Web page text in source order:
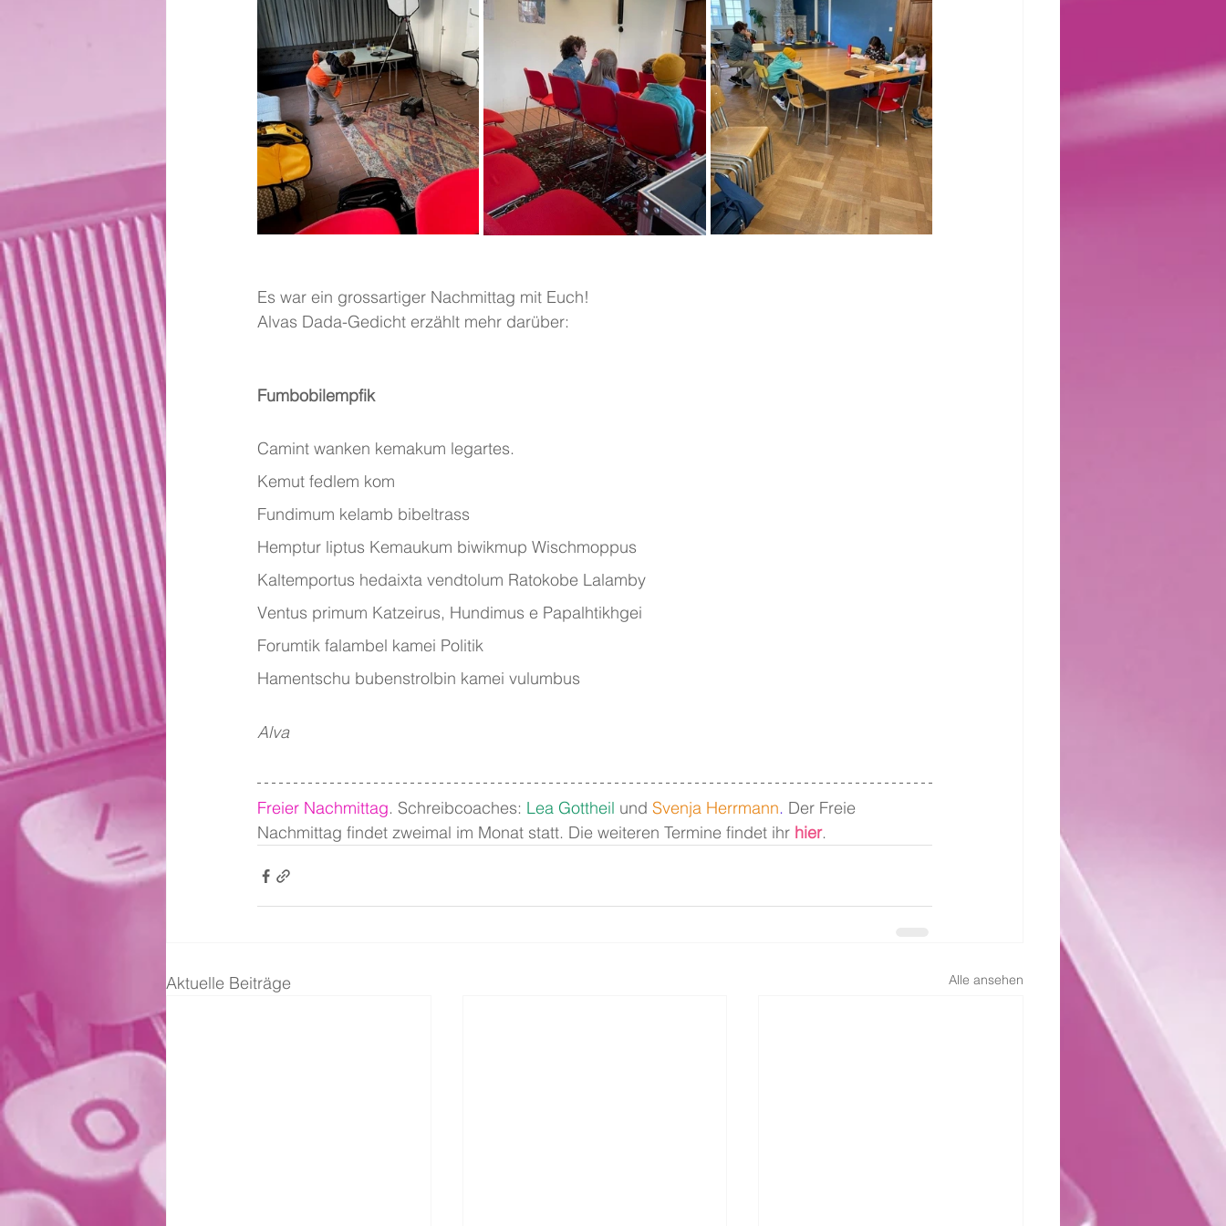
Es war ein grossartiger Nachmittag mit Euch!
Alvas Dada-Gedicht erzählt mehr darüber:
Fumbobilempfik
Camint wanken kemakum legartes.
Kemut fedlem kom
Fundimum kelamb bibeltrass
Hemptur liptus Kemaukum biwikmup Wischmoppus
Kaltemportus hedaixta vendtolum Ratokobe Lalamby
Ventus primum Katzeirus, Hundimus e Papalhtikhgei
Forumtik falambel kamei Politik
Hamentschu bubenstrolbin kamei vulumbus
Alva
Freier Nachmittag. Schreibcoaches: Lea Gottheil und Svenja Herrmann. Der Freie
Nachmittag findet zweimal im Monat statt. Die weiteren Termine findet ihr hier.
Aktuelle Beiträge Alle ansehen